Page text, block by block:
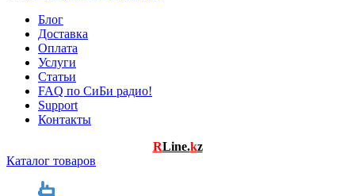
Блог
Доставка
Оплата
Услуги
Статьи
FAQ по СиБи радио!
Support
Контакты
RLine.kz
Каталог товаров